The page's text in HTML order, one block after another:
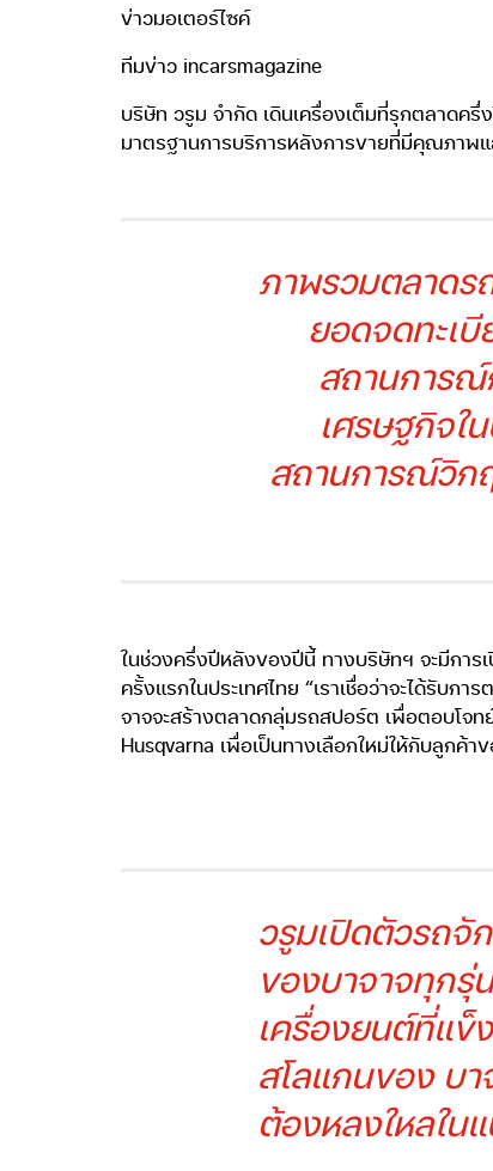
ข่าวมอเตอร์ไซค์
ทีมข่าว incarsmagazine
บริษัท วรูม จำกัด เดินเครื่องเต็มที่รุกตลาดค
มาตรฐานการบริการหลังการขายที่มีคุณภาพแ
ภาพรวมตลาดร
ยอดจดทะเ
สถานการณ์
เศรษฐกิจใ
สถานการณ์วิกฤ
ในช่วงครึ่งปีหลังของปีนี้ ทางบริษัทฯ จะมีการ
ครั้งแรกในประเทศไทย “เราเชื่อว่าจะได้รับ
จาจจะสร้างตลาดกลุ่มรถสปอร์ต เพื่อตอบโจ
Husqvarna เพื่อเป็นทางเลือกใหม่ให้กับลูกค้าข
วรูมเปิดตัวรถ
ของบาจาจทุก
เครื่องยนต์ที่แข็
สโลแกนของ บ
ต้องหลงใหลใน